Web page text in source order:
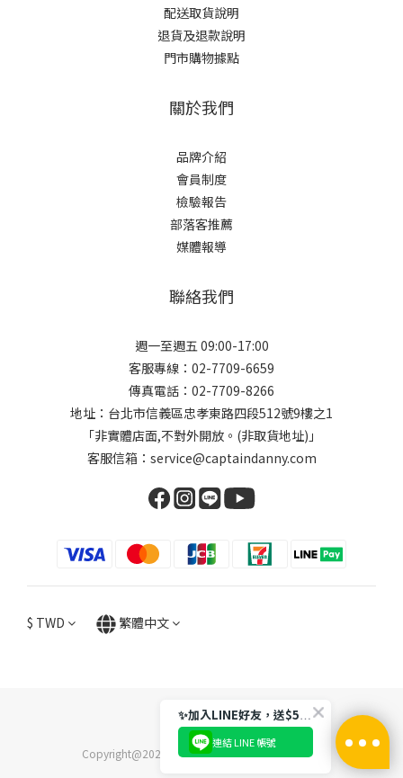
配送取貨說明
退貨及退款說明
門市購物據點
關於我們
品牌介紹
會員制度
檢驗報告
部落客推薦
媒體報導
聯絡我們
週一至週五 09:00-17:00
客服專線：02-7709-6659
傳真電話：02-7709-8266
地址：台北市信義區忠孝東路四段512號9樓之1
「非實體店面,不對外開放。(非取貨地址)」
客服信箱：service@captaindanny.com
$ TWD 繁體中文
Copyright@2024 貝特福優股份有限公司版權所有
✨加入LINE好友，送$50購物金
連結 LINE 帳號